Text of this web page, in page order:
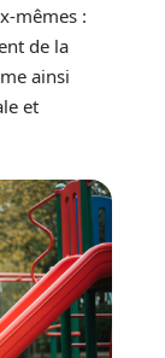
mêmes :
de la
ainsi
et